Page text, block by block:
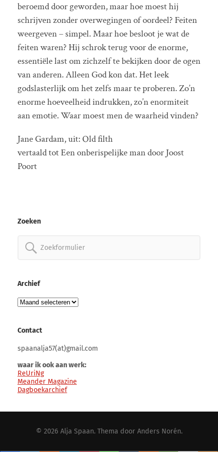
beroemd door geworden, maar hoe moest hij
schrijven zonder overwegingen of oordeel? Feiten
weergeven – simpel. Maar hoe besloot je wat de
feiten waren? Hij schrok terug voor de enorme,
essentiële last om zichzelf te bekijken door de ogen
van anderen. Alleen God kon dat. Het leek
godslasterlijk om het zelfs maar te proberen. Zo’n
enorme hoeveelheid indrukken, zo’n enormiteit
aan emotie. Waar moest men de waarheid vinden?
Jane Gardam, uit: Old filth
vertaald tot Een onberispelijke man door Joost
Poort
Zoeken
Zoeken
Archief
Archief
Contact
spaanalja57(at)gmail.com
waar ik ook aan werk:
ReUriNg
Meander Magazine
Dagboekarchief
© 2026 Alja Spaan. Thema door Anders Norén.